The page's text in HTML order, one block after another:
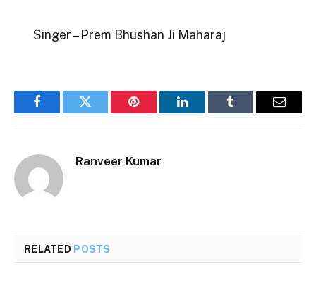
Singer – Prem Bhushan Ji Maharaj
FacebookTwitter Pinterest LinkedInTumblr Email
Ranveer Kumar
RELATED POSTS